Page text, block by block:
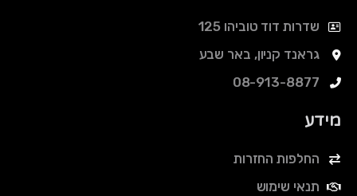
שדרות דוד טוביהו 125
גראנד קניון, באר שבע
08-913-8877
מידע
החלפות החזרות
תנאי שימוש